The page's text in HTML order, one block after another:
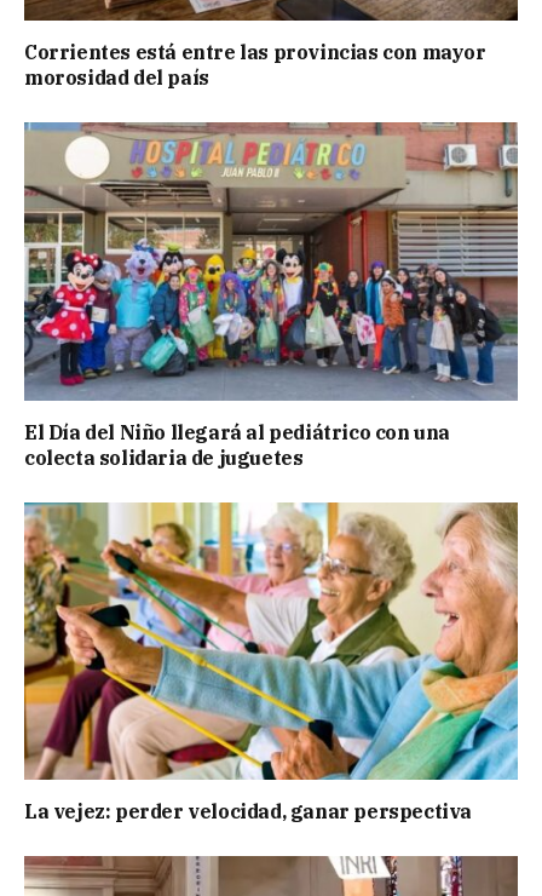
Corrientes está entre las provincias con mayor
morosidad del país
El Día del Niño llegará al pediátrico con una
colecta solidaria de juguetes
La vejez: perder velocidad, ganar perspectiva